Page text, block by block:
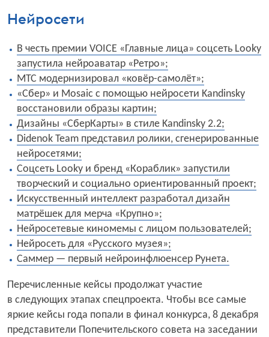
Нейросети
В честь премии VOICE «Главные лица» соцсеть Looky
запустила нейроаватар «Ретро»;
МТС модернизировал «ковёр-самолёт»;
«Сбер» и Mosaic с помощью нейросети Kandinsky
восстановили образы картин;
Дизайны «СберКарты» в стиле Kandinsky 2.2;
Didenok Team представил ролики, сгенерированные
нейросетями;
Соцсеть Looky и бренд «Кораблик» запустили
творческий и социально ориентированный проект;
Искусственный интеллект разработал дизайн
матрёшек для мерча «Крупно»;
Нейросетевые киномемы с лицом пользователей;
Нейросеть для «Русского музея»;
Саммер — первый нейроинфлюенсер Рунета.
Перечисленные кейсы продолжат участие
в следующих этапах спецпроекта. Чтобы все самые
яркие кейсы года попали в финал конкурса, 8 декабря
представители Попечительского совета на заседании